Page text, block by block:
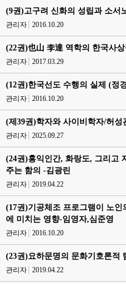
(9권)고구려 신화의 성립과 소서
관리자 2016.10.20
(22권)也山 李達 역학의 한국사
관리자 2017.03.29
(12권)한국선도 수행의 실제 (정
관리자 2016.10.20
(제39권)학자와 사이비학자/허성
관리자 2025.09.27
(24권)홍익인간, 화랑도, 그리고
주는 함의 -김광린
관리자 2019.04.22
(17권)기공체조 프로그램이 노
에 미치는 영향-임영자,심준영
관리자 2016.10.20
(23권)요하문명의 문화기호론적
관리자 2019.04.22